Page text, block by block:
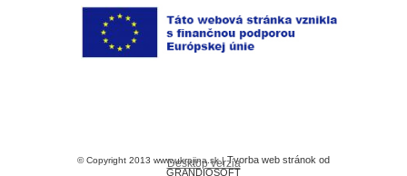
© Copyright 2013 www.ukrajina.sk |Tvorba web stránok od
GRANDIOSOFT
Desktop verzia